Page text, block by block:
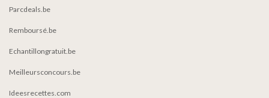
Parcdeals.be
Remboursé.be
Echantillongratuit.be
Meilleursconcours.be
Ideesrecettes.com